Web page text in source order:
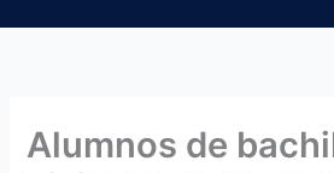
Alumnos de